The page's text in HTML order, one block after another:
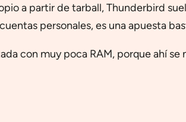
a partir de tarball, Thunderbird
personales, es una apuesta
con muy poca RAM, porque ahí